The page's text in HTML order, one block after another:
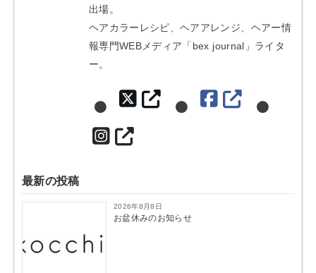
出場。
ヘアカラーレシピ、ヘアアレンジ、ヘアー情
報専門WEBメディア「bex journal」ライタ
ー。
最新の投稿
2026年8月8日
お盆休みのお知らせ